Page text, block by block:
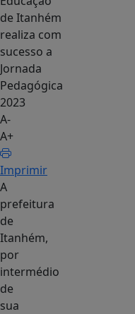
A-
A+
Imprimir
A
prefeitura
de
Itanhém,
por
intermédio
de
sua